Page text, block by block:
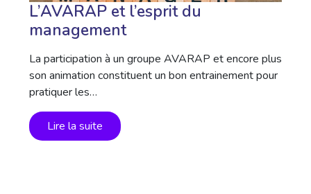
L’AVARAP et l’esprit du
management
La participation à un groupe AVARAP et encore plus
son animation constituent un bon entrainement pour
pratiquer les…
Lire la suite